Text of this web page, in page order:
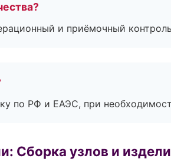
и приёмочный
по РФ и ЕАЭС, при
Сборка узлов и